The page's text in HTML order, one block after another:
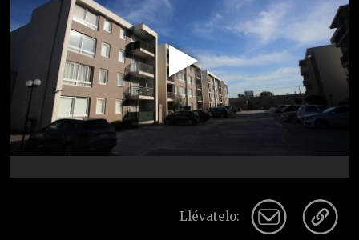
Play
Video
Llévatelo: